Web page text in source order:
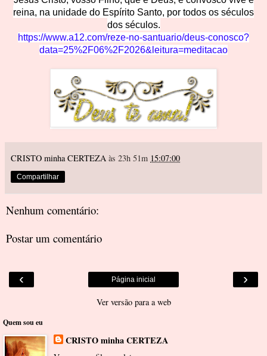
reina, na unidade do Espírito Santo, por todos os séculos
dos séculos.
https://www.a12.com/reze-no-santuario/deus-conosco?
data=25%2F06%2F2026&leitura=meditacao
CRISTO minha CERTEZA às 23h 51m 15:07:00
Compartilhar
Nenhum comentário:
Postar um comentário
‹ ›
Página inicial
Ver versão para a web
Quem sou eu
CRISTO minha CERTEZA